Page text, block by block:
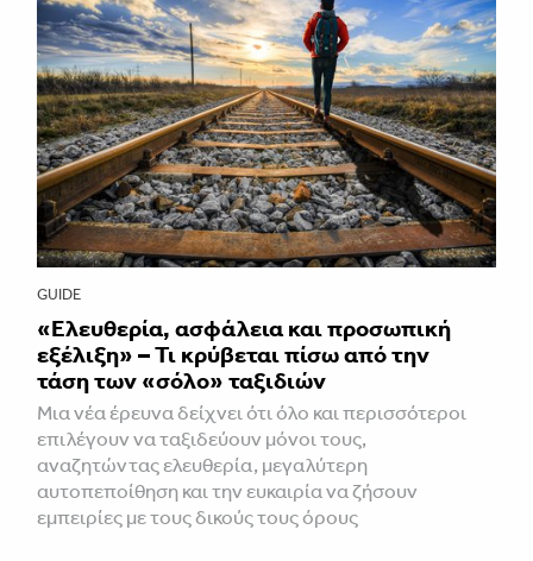
GUIDE
«Ελευθερία, ασφάλεια και προσωπική
εξέλιξη» – Τι κρύβεται πίσω από την
τάση των «σόλο» ταξιδιών
Μια νέα έρευνα δείχνει ότι όλο και περισσότεροι
επιλέγουν να ταξιδεύουν μόνοι τους,
αναζητώντας ελευθερία, μεγαλύτερη
αυτοπεποίθηση και την ευκαιρία να ζήσουν
εμπειρίες με τους δικούς τους όρους